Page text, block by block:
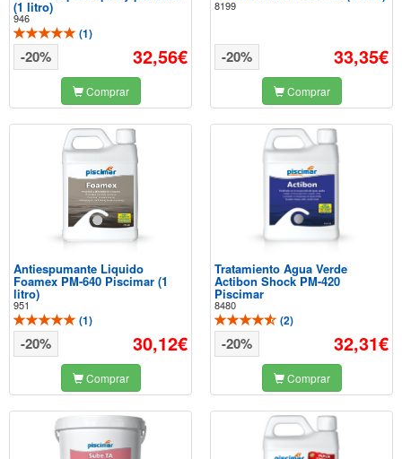
(1 litro)
946
(1)
32,56€
-20%
Comprar
8199
33,35€
-20%
Comprar
Antiespumante Liquido
Foamex PM-640 Piscimar (1
litro)
951
(1)
30,12€
-20%
Comprar
Tratamiento Agua Verde
Actibon Shock PM-420
Piscimar
8480
(2)
32,31€
-20%
Comprar